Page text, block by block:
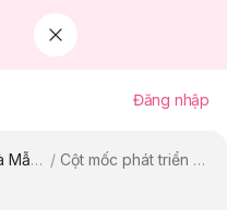
Đăng nhập
Trẻ tập đi và Mẫu giáo / Cột mốc phát triển của trẻ tập đi và mẫu giáo